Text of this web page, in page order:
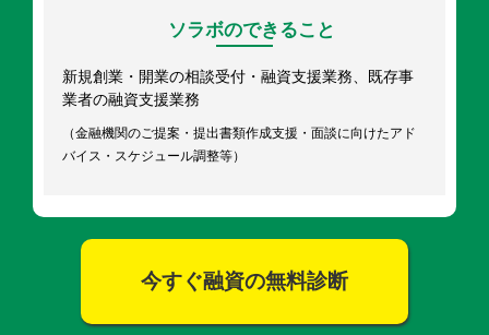
ソラボのできること
新規創業・開業の相談受付・融資支援業務、既存事
業者の融資支援業務
（金融機関のご提案・提出書類作成支援・面談に向けたアド
バイス・スケジュール調整等）
今すぐ融資の無料診断